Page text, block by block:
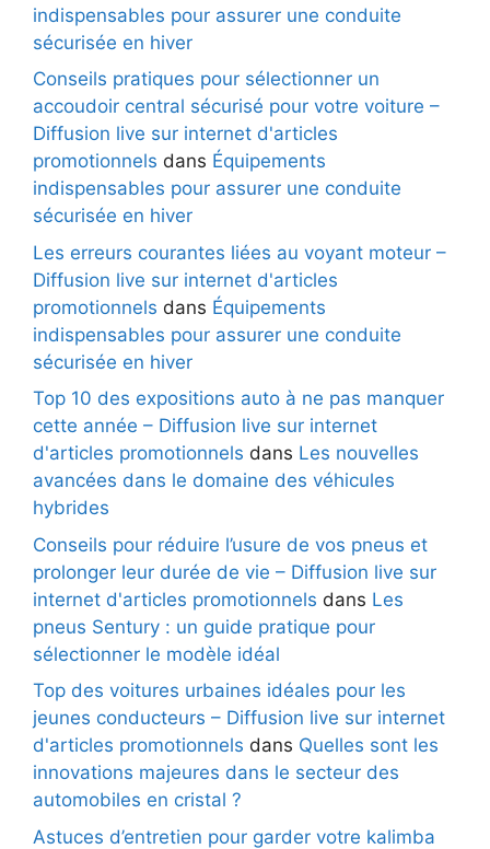
indispensables pour assurer une conduite
sécurisée en hiver
Conseils pratiques pour sélectionner un
accoudoir central sécurisé pour votre voiture –
Diffusion live sur internet d'articles
promotionnels dans Équipements
indispensables pour assurer une conduite
sécurisée en hiver
Les erreurs courantes liées au voyant moteur –
Diffusion live sur internet d'articles
promotionnels dans Équipements
indispensables pour assurer une conduite
sécurisée en hiver
Top 10 des expositions auto à ne pas manquer
cette année – Diffusion live sur internet
d'articles promotionnels dans Les nouvelles
avancées dans le domaine des véhicules
hybrides
Conseils pour réduire l’usure de vos pneus et
prolonger leur durée de vie – Diffusion live sur
internet d'articles promotionnels dans Les
pneus Sentury : un guide pratique pour
sélectionner le modèle idéal
Top des voitures urbaines idéales pour les
jeunes conducteurs – Diffusion live sur internet
d'articles promotionnels dans Quelles sont les
innovations majeures dans le secteur des
automobiles en cristal ?
Astuces d’entretien pour garder votre kalimba